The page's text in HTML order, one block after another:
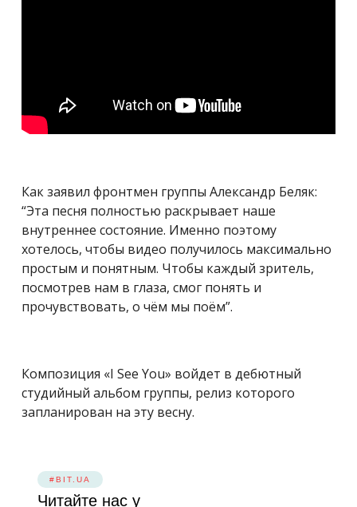
Как заявил фронтмен группы Александр Беляк:
“Эта песня полностью раскрывает наше
внутреннее состояние. Именно поэтому
хотелось, чтобы видео получилось максимально
простым и понятным. Чтобы каждый зритель,
посмотрев нам в глаза, смог понять и
прочувствовать, о чём мы поём”.
Композиция «I See You» войдет в дебютный
студийный альбом группы, релиз которого
запланирован на эту весну.
#BIT.UA
Читайте нас у